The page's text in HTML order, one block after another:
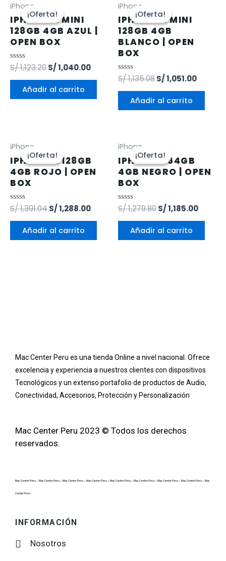
¡Oferta!
¡Oferta!
iPhone
IPHONE 12 MINI
128GB 4GB AZUL |
OPEN BOX
Valorado
en
0
S/1,123.20S/1,040.00
Añadir al carrito
¡Oferta!
¡Oferta!
iPhone
IPHONE 12 MINI
128GB 4GB
BLANCO | OPEN
BOX
Valorado
en
0
S/1,135.08S/1,051.00
Añadir al carrito
¡Oferta!
¡Oferta!
iPhone
IPHONE 12 128GB
4GB ROJO | OPEN
BOX
Valorado
en
0
S/1,391.04S/1,288.00
Añadir al carrito
¡Oferta!
¡Oferta!
iPhone
IPHONE 11 64GB
4GB NEGRO | OPEN
BOX
Valorado
en
0
S/1,279.80S/1,185.00
Añadir al carrito
Mac Center Peru es una tienda Online a nivel nacional
. Ofrece
excelencia y experiencia a nuestros clientes con dispositivos
Tecnológicos y un extenso portafolio de productos de Audio,
Conectividad, Accesorios, Protección y Personalización
Mac Center Peru 2023 © Todos los derechos
reservados.
Mac Center Peru – Mac Center Peru – Mac Center Peru – Mac Center Peru – Mac Center Peru – Mac Center Peru – Mac Center Peru – Mac Center Peru – Mac
Center Peru
INFORMACIÓN
Nosotros